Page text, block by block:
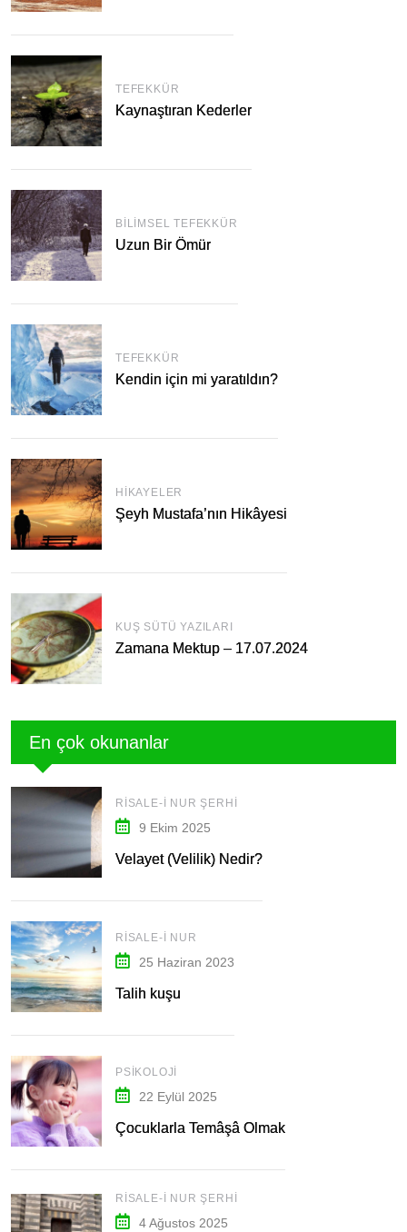
TEFEKKÜR
Kaynaştıran Kederler
BILIMSEL TEFEKKÜR
Uzun Bir Ömür
TEFEKKÜR
Kendin için mi yaratıldın?
HIKAYELER
Şeyh Mustafa’nın Hikâyesi
KUŞ SÜTÜ YAZILARI
Zamana Mektup – 17.07.2024
En çok okunanlar
RISALE-I NUR ŞERHI
9 Ekim 2025
Velayet (Velilik) Nedir?
RISALE-I NUR
25 Haziran 2023
Talih kuşu
PSIKOLOJI
22 Eylül 2025
Çocuklarla Temâşâ Olmak
RISALE-I NUR ŞERHI
4 Ağustos 2025